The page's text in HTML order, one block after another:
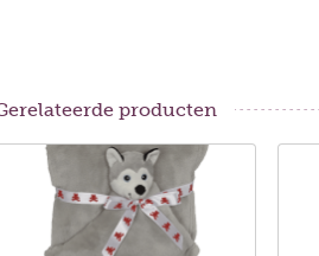
producten